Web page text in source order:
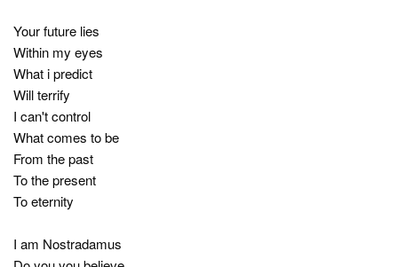
Your future lies
Within my eyes
What i predict
Will terrify
I can't control
What comes to be
From the past
To the present
To eternity
I am Nostradamus